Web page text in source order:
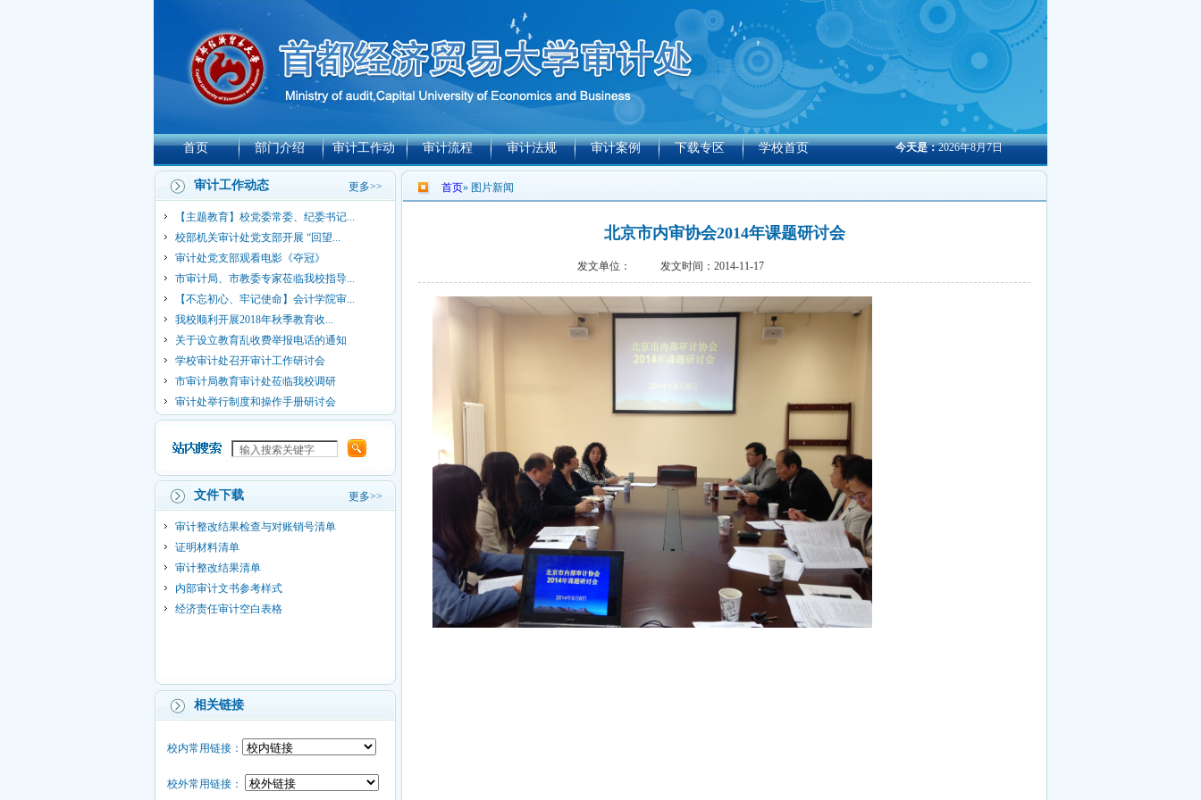
首页 部门介绍 审计工作动 审计流程 审计法规 审计案例 下载专区 学校首页 今天是：2026年8月7日
更多>>
审计工作动态
【主题教育】校党委常委、纪委书记...
校部机关审计处党支部开展 “回望...
审计处党支部观看电影《夺冠》
市审计局、市教委专家莅临我校指导...
【不忘初心、牢记使命】会计学院审...
我校顺利开展2018年秋季教育收...
关于设立教育乱收费举报电话的通知
学校审计处召开审计工作研讨会
市审计局教育审计处莅临我校调研
审计处举行制度和操作手册研讨会
更多>>
文件下载
审计整改结果检查与对账销号清单
证明材料清单
审计整改结果清单
内部审计文书参考样式
经济责任审计空白表格
相关链接
校内常用链接：
校外常用链接：
首页» 图片新闻
北京市内审协会2014年课题研讨会
发文单位： 发文时间：2014-11-17